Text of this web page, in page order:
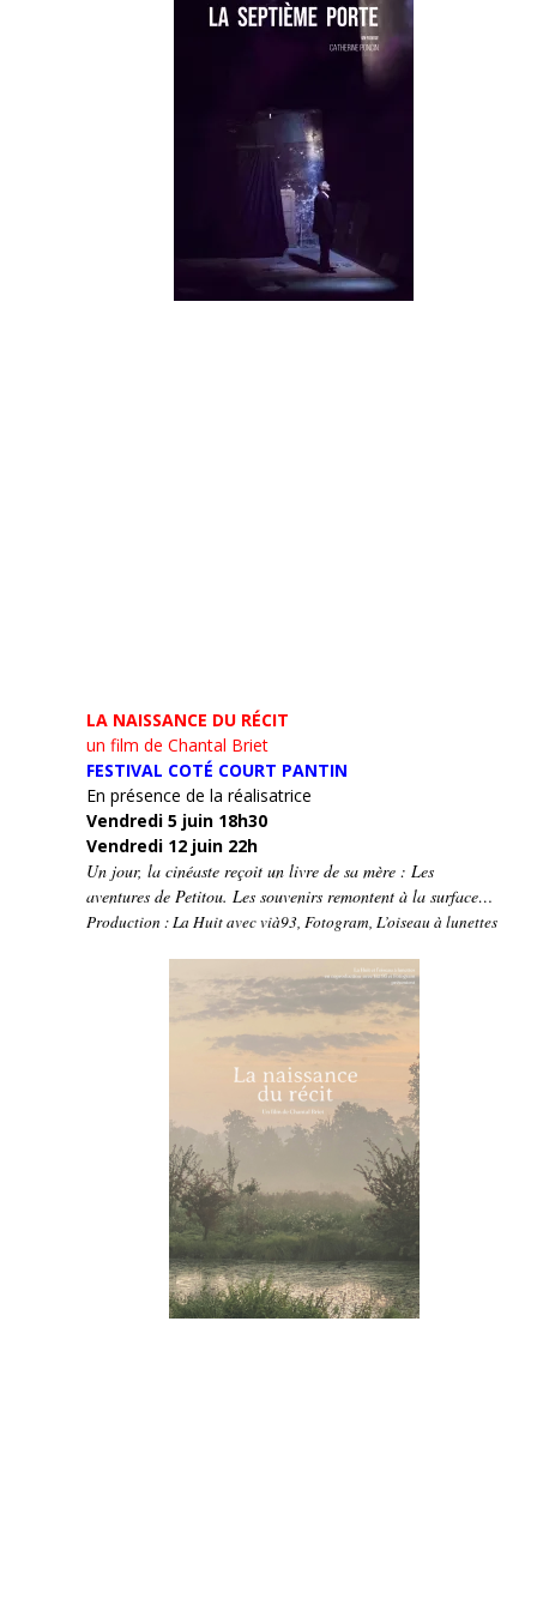
LA NAISSANCE DU RÉCIT
un film de Chantal Briet
FESTIVAL COTÉ COURT PANTIN
En présence de la réalisatrice
Vendredi 5 juin 18h30
Vendredi 12 juin 22h
Un jour, la cinéaste reçoit un livre de sa mère : Les
aventures de Petitou. Les souvenirs remontent à la surface…
Production : La Huit avec vià93, Fotogram, L’oiseau à lunettes